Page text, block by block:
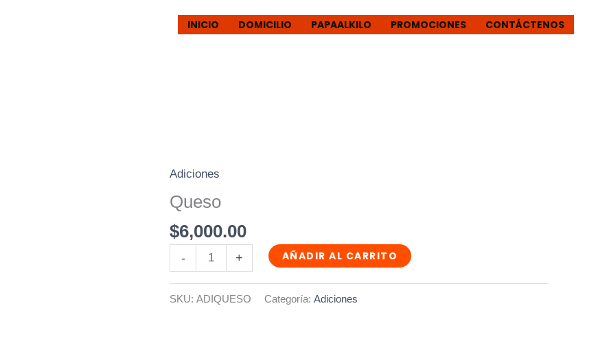
INICIO DOMICILIO PAPAALKILO PROMOCIONES CONTÁCTENOS
Adiciones
Queso
$6,000.00
-
Queso
cantidad
+ AÑADIR AL CARRITO
SKU: ADIQUESO Categoría: Adiciones